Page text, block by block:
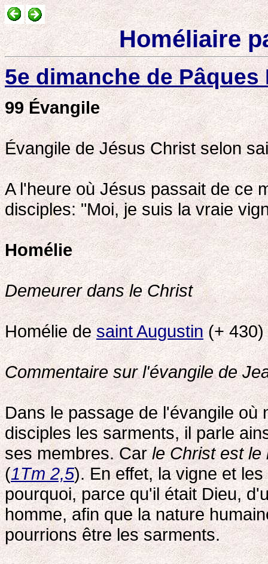
Homéliaire
5e dimanche de Pâques
99 Évangile
Évangile de Jésus Christ selon
A l'heure où Jésus passait de ce
disciples: "Moi, je suis la vraie
Homélie
Demeurer dans le Christ
Homélie desaint Augustin(+ 430)
Commentaire sur l'évangile de
Dans le passage de l'évangile où
disciples les sarments, il parle
ses membres. Carle Christ est le
(1Tm 2,5). En effet, la vigne et
pourquoi, parce qu'il était Dieu,
homme, afin que la nature
pourrions être les sarments.